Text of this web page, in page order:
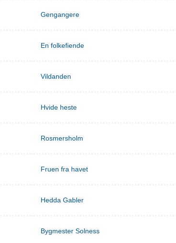
Gengangere
En folkefiende
Vildanden
Hvide heste
Rosmersholm
Fruen fra havet
Hedda Gabler
Bygmester Solness